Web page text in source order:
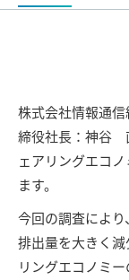
株式会社情報通
締役社長：神谷
ェアリングエコ
ます。
今回の調査によ
排出量を大きく
リングエコノミ